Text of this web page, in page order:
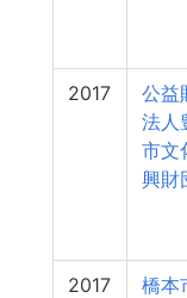
2017
公益
法人
市文
興財
2017 橋本